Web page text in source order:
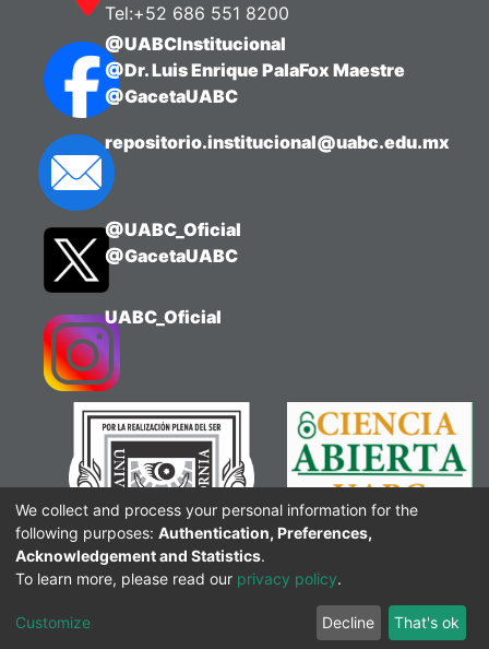
Tel:+52 686 551 8200
@UABCInstitucional
@Dr. Luis Enrique PalaFox Maestre
@GacetaUABC
repositorio.institucional@uabc.edu.mx
@UABC_Oficial
@GacetaUABC
UABC_Oficial
We collect and process your personal information for the
following purposes: Authentication, Preferences,
Acknowledgement and Statistics.
To learn more, please read our privacy policy.
Customize Decline That's ok